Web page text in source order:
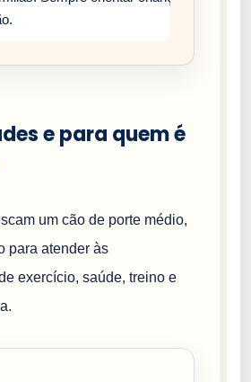
e para quem é
um cão de porte médio,
para atender às
exercício, saúde, treino e